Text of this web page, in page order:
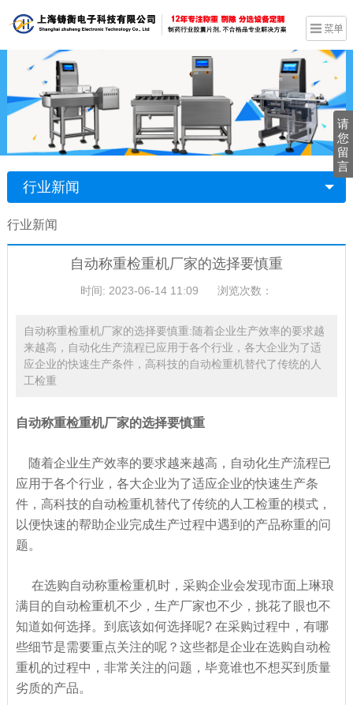
行业新闻
行业新闻
自动称重检重机厂家的选择要慎重
时间: 2023-06-14 11:09 浏览次数：
自动称重检重机厂家的选择要慎重:随着企业生产效率的要求越
来越高，自动化生产流程已应用于各个行业，各大企业为了适
应企业的快速生产条件，高科技的自动检重机替代了传统的人
工检重
自动称重检重机厂家的选择要慎重
随着企业生产效率的要求越来越高，自动化生产流程已
应用于各个行业，各大企业为了适应企业的快速生产条
件，高科技的自动检重机替代了传统的人工检重的模式，
以便快速的帮助企业完成生产过程中遇到的产品称重的问
题。
在选购自动称重检重机时，采购企业会发现市面上琳琅
满目的自动检重机不少，生产厂家也不少，挑花了眼也不
知道如何选择。到底该如何选择呢? 在采购过程中，有哪
些细节是需要重点关注的呢？这些都是企业在选购自动检
重机的过程中，非常关注的问题，毕竟谁也不想买到质量
劣质的产品。
请
您
留
言